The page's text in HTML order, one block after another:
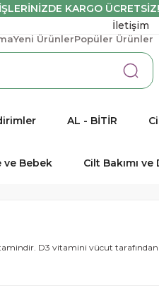
KARGO ÜCRETSİZ!
İletişim
Yeni ÜrünlerPopüler Ürünler
AL - BİTİR
ve Bebek Cilt Bakımı
D3 vitamini vücut